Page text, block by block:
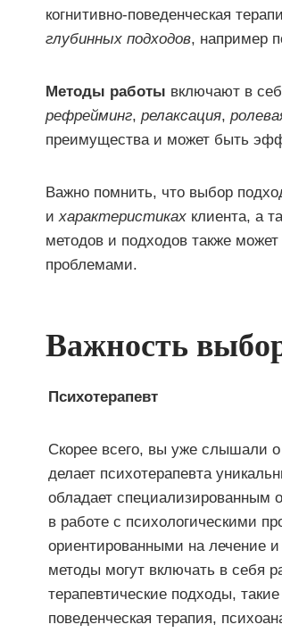
когнитивно-поведенческая
глубинных подходов, например
Методы работы включают в
рефрейминг, релаксация,
преимущества и может быть
Важно помнить, что выбор
ихарактеристиках клиента, а
методов и подходов также
проблемами.
Важность
Психотерапевт
Скорее всего, вы уже слышали
делает психотерапевта
обладает специализированным
в работе с психологическими
ориентированными на лечение
методы могут включать в себя
терапевтические подходы, такие
поведенческая терапия,